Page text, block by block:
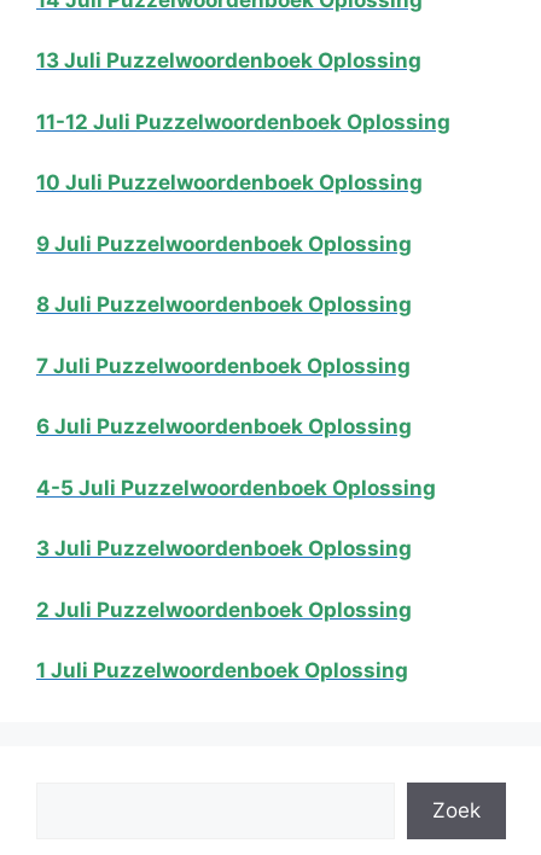
13 Juli Puzzelwoordenboek Oplossing
11-12 Juli Puzzelwoordenboek Oplossing
10 Juli Puzzelwoordenboek Oplossing
9 Juli Puzzelwoordenboek Oplossing
8 Juli Puzzelwoordenboek Oplossing
7 Juli Puzzelwoordenboek Oplossing
6 Juli Puzzelwoordenboek Oplossing
4-5 Juli Puzzelwoordenboek Oplossing
3 Juli Puzzelwoordenboek Oplossing
2 Juli Puzzelwoordenboek Oplossing
1 Juli Puzzelwoordenboek Oplossing
Zoek